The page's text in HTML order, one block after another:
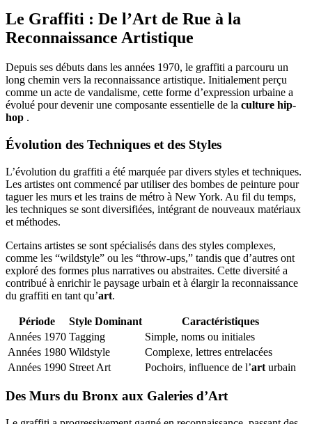
Le Graffiti : De l’Art de Rue à la
Reconnaissance Artistique
Depuis ses débuts dans les années 1970, le graffiti a parcouru un
long chemin vers la reconnaissance artistique. Initialement perçu
comme un acte de vandalisme, cette forme d’expression urbaine a
évolué pour devenir une composante essentielle de la culture hip-
hop .
Évolution des Techniques et des Styles
L’évolution du graffiti a été marquée par divers styles et techniques.
Les artistes ont commencé par utiliser des bombes de peinture pour
taguer les murs et les trains de métro à New York. Au fil du temps,
les techniques se sont diversifiées, intégrant de nouveaux matériaux
et méthodes.
Certains artistes se sont spécialisés dans des styles complexes,
comme les “wildstyle” ou les “throw-ups,” tandis que d’autres ont
exploré des formes plus narratives ou abstraites. Cette diversité a
contribué à enrichir le paysage urbain et à élargir la reconnaissance
du graffiti en tant qu’art.
Période Style Dominant
Caractéristiques
Années 1970 Tagging
Simple, noms ou initiales
Années 1980 Wildstyle
Complexe, lettres entrelacées
Années 1990 Street Art Pochoirs, influence de l’art urbain
Des Murs du Bronx aux Galeries d’Art